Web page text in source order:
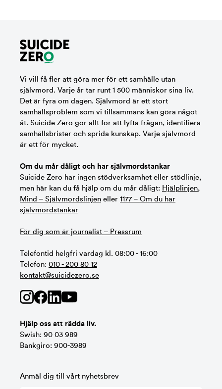
Vi vill få fler att göra mer för ett samhälle utan
självmord. Varje år tar runt 1 500 människor sina liv.
Det är fyra om dagen. Självmord är ett stort
samhällsproblem som vi tillsammans kan göra något
åt. Suicide Zero gör allt för att lyfta frågan, identifiera
samhällsbrister och sprida kunskap. Varje självmord
är ett för mycket.
Om du mår dåligt och har självmordstankar
Suicide Zero har ingen stödverksamhet eller stödlinje,
men här kan du få hjälp om du mår dåligt: Hjälplinjen,
Mind – Självmordslinjen eller 1177 – Om du har
självmordstankar
För dig som är journalist – Pressrum
Telefontid helgfri vardag kl. 08:00 - 16:00
Telefon: 010 - 200 80 12
kontakt@suicidezero.se
Hjälp oss att rädda liv.
Swish: 90 03 989
Bankgiro: 900-3989
Anmäl dig till vårt nyhetsbrev